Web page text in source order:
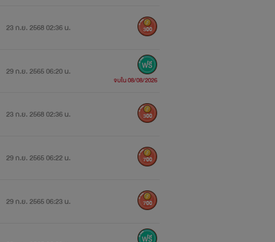
23 ก.ย. 2568 02:36 น. 300
29 ก.ย. 2565 06:20 น.
จบใน 08/08/2026
23 ก.ย. 2568 02:36 น. 300
29 ก.ย. 2565 06:22 น. 700
29 ก.ย. 2565 06:23 น. 700